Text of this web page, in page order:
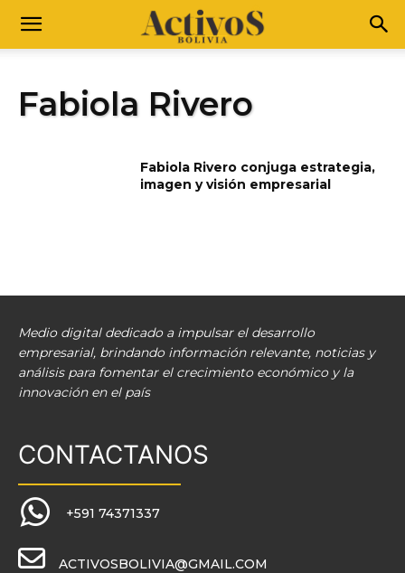
Fabiola Rivero
Fabiola Rivero conjuga estrategia,
imagen y visión empresarial
Medio digital dedicado a impulsar el desarrollo
empresarial, brindando información relevante, noticias y
análisis para fomentar el crecimiento económico y la
innovación en el país
CONTACTANOS
+591 74371337
ACTIVOSBOLIVIA@GMAIL.COM